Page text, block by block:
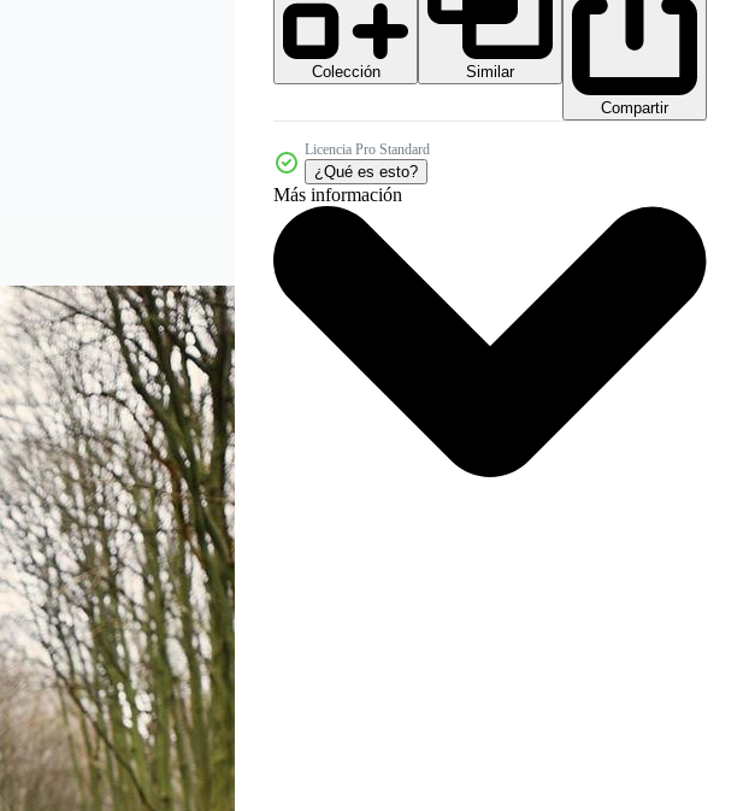
Colección
Similar
Compartir
Licencia Pro Standard
¿Qué es esto?
Más información